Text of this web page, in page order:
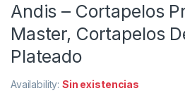
Andis – Cortapelos
Master, Cortapelos
Plateado
Availability:Sin existencias